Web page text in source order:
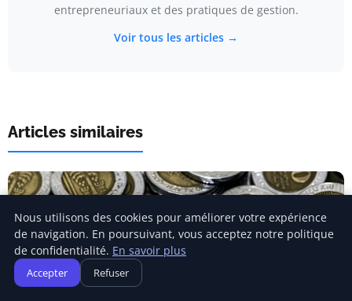
entrepreneuriaux et des pratiques de gestion.
Voir tous les articles →
Articles similaires
Nous utilisons des cookies pour améliorer votre expérience
de navigation. En poursuivant, vous acceptez notre politique
de confidentialité. En savoir plus
Accepter Refuser